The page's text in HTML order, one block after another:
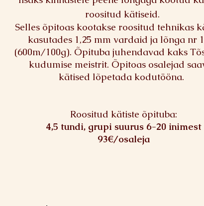
roositud kätiseid.
Selles õpitoas kootakse roositud tehnikas
kasutades 1,25 mm vardaid ja lõnga nr
(600m/100g). Õpituba juhendavad kaks
kudumise meistrit. Õpitoas osalejad
kätised lõpetada kodutööna.
Roositud kätiste õpituba:
4,5 tundi, grupi suurus 6-20 inimest
93€/osaleja